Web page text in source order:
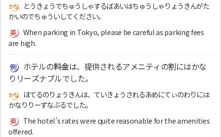
とうきょうでちゅうしゃするばあいはちゅうしゃりょうきんがた
かいのでちゅういしてください。
When parking in Tokyo, please be careful as parking fees
are high.
ホテルの料金は、提供されるアメニティの割にはかな
りリーズナブルでした。
ほてるのりょうきんは、ていきょうされるあめにてぃのわりには
かなりりーずなぶるでした。
The hotel’s rates were quite reasonable for the amenities
offered.